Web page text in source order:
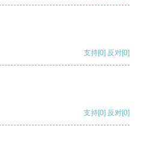
支持[0] 反对[0]
支持[0] 反对[0]